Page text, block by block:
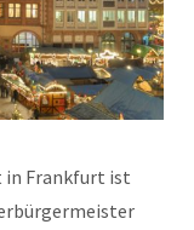
in Frankfurt ist